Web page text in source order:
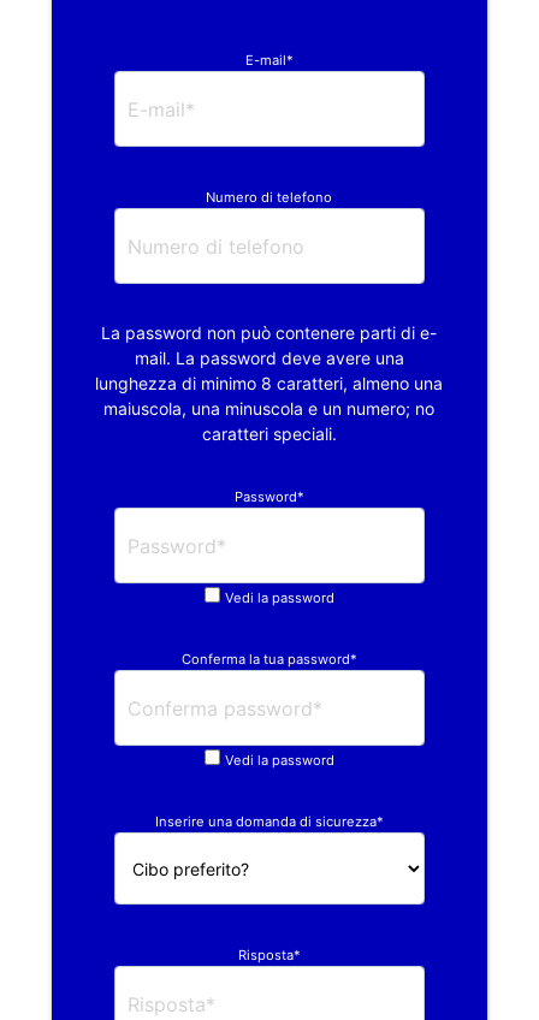
E-mail*
Numero di telefono
La password non può contenere parti di e-
mail. La password deve avere una
lunghezza di minimo 8 caratteri, almeno una
maiuscola, una minuscola e un numero; no
caratteri speciali.
Password*
Vedi la password
Conferma la tua password*
Vedi la password
Inserire una domanda di sicurezza*
Risposta*